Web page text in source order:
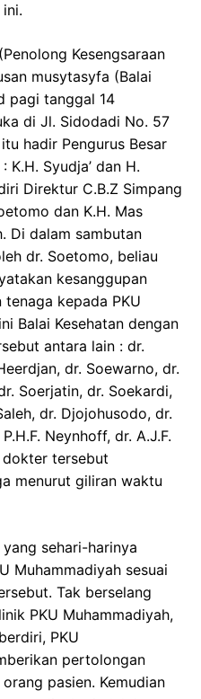
Kesengsaraan
musytasyfa (Balai
pagi tanggal 14
di Jl. Sidodadi No. 57
hadir Pengurus Besar
K.H. Syudja’ dan H.
Direktur C.B.Z Simpang
dan K.H. Mas
Di dalam sambutan
dr. Soetomo, beliau
kesanggupan
kepada PKU
Balai Kesehatan dengan
antara lain : dr.
dr. Soewarno, dr.
Soerjatin, dr. Soekardi,
dr. Djojohusodo, dr.
Neynhoff, dr. A.J.F.
dokter tersebut
menurut giliran waktu
sehari-harinya
Muhammadiyah sesuai
Tak berselang
PKU Muhammadiyah,
PKU
pertolongan
pasien. Kemudian